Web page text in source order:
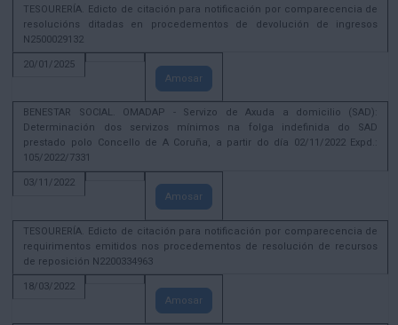
TESOURERÍA. Edicto de citación para notificación por comparecencia de
resolucións ditadas en procedementos de devolución de ingresos
N2500029132
20/01/2025
Amosar
BENESTAR SOCIAL. OMADAP - Servizo de Axuda a domicilio (SAD):
Determinación dos servizos mínimos na folga indefinida do SAD
prestado polo Concello de A Coruña, a partir do día 02/11/2022 Expd.:
105/2022/7331
03/11/2022
Amosar
TESOURERÍA. Edicto de citación para notificación por comparecencia de
requirimentos emitidos nos procedementos de resolución de recursos
de reposición N2200334963
18/03/2022
Amosar